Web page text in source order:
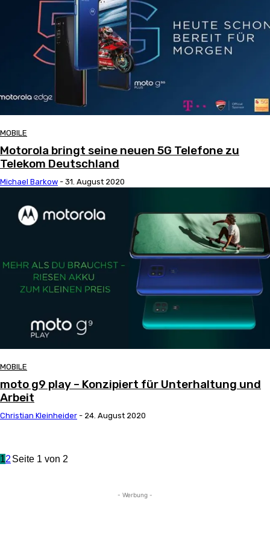
MOBILE
Motorola bringt seine neuen 5G Telefone zu
Telekom Deutschland
Michael Barkow - 31. August 2020
MOBILE
moto g9 play – Konzipiert für Unterhaltung und
Arbeit
Christian Kleinheider - 24. August 2020
12 Seite 1 von 2
- Werbung -